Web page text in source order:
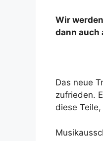
Wir
dann auch
Das neue
zufrieden.
diese